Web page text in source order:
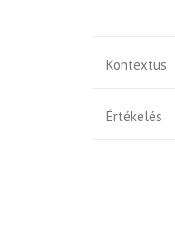
Kontextus
Értékelés